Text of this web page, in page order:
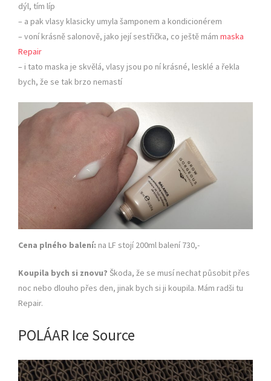
dýl, tím líp
– a pak vlasy klasicky umyla šamponem a kondicionérem
– voní krásně salonově, jako její sestřička, co ještě mám maska
Repair
– i tato maska je skvělá, vlasy jsou po ní krásné, lesklé a řekla
bych, že se tak brzo nemastí
Cena plného balení: na LF stojí 200ml balení 730,-
Koupila bych si znovu? Škoda, že se musí nechat působit přes
noc nebo dlouho přes den, jinak bych si ji koupila. Mám radši tu
Repair.
POLÁAR Ice Source